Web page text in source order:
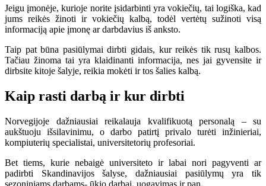
Jeigu įmonėje, kurioje norite įsidarbinti yra vokiečių, tai logiška, kad
jums reikės žinoti ir vokiečių kalbą, todėl vertėtų sužinoti visą
informaciją apie įmonę ar darbdavius iš anksto.
Taip pat būna pasiūlymai dirbti gidais, kur reikės tik rusų kalbos.
Tačiau žinoma tai yra klaidinanti informacija, nes jai gyvensite ir
dirbsite kitoje šalyje, reikia mokėti ir tos šalies kalbą.
Kaip rasti darbą ir kur dirbti
Norvegijoje dažniausiai reikalauja kvalifikuotą personalą – su
aukštuoju išsilavinimu, o darbo patirtį privalo turėti inžinieriai,
kompiuterių specialistai, universitetorių profesoriai.
Bet tiems, kurie nebaigė universiteto ir labai nori pagyventi ar
padirbti Skandinavijos šalyse, dažniausiai pasiūlymų yra tik
sezoniniams darbams- ūkio darbai, uogavimas ir pan.